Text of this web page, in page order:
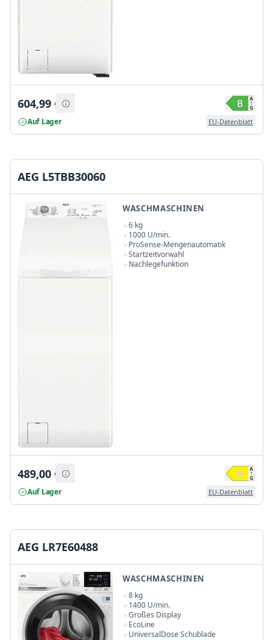
604,99 €
Auf Lager EU-Datenblatt
AEG L5TBB30060
WASCHMASCHINEN
6 kg
1000 U/min.
ProSense-Mengenautomatik
Startzeitvorwahl
Nachlegefunktion
489,00 €
Auf Lager EU-Datenblatt
AEG LR7E60488
WASCHMASCHINEN
8 kg
1400 U/min.
Großes Display
EcoLine
UniversalDose Schublade